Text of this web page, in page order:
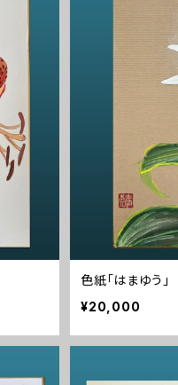
色紙「はまゆう」
¥20,000